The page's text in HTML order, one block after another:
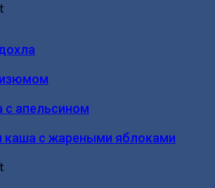
с апельсином
каша с жареными яблоками